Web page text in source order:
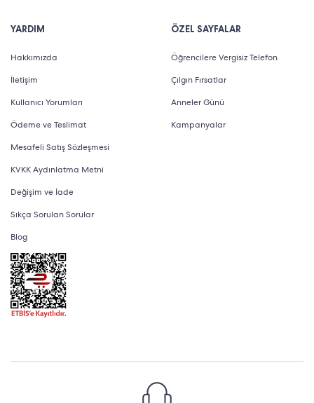
YARDIM
Hakkımızda
İletişim
Kullanıcı Yorumları
Ödeme ve Teslimat
Mesafeli Satış Sözleşmesi
KVKK Aydınlatma Metni
Değişim ve İade
Sıkça Sorulan Sorular
Blog
ÖZEL SAYFALAR
Öğrencilere Vergisiz Telefon
Çılgın Fırsatlar
Anneler Günü
Kampanyalar